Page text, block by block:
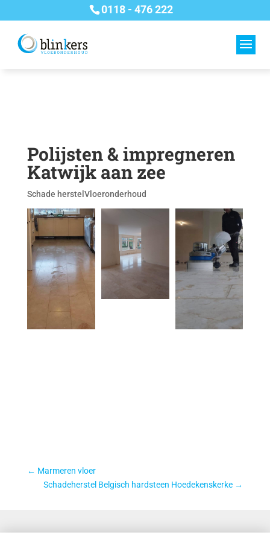
0118 - 476 222
Polijsten & impregneren
Katwijk aan zee
Schade herstel Vloeronderhoud
← Marmeren vloer
Schadeherstel Belgisch hardsteen Hoedekenskerke →